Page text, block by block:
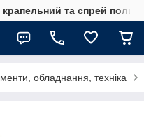
та спрей полив,
обладнання, техніка